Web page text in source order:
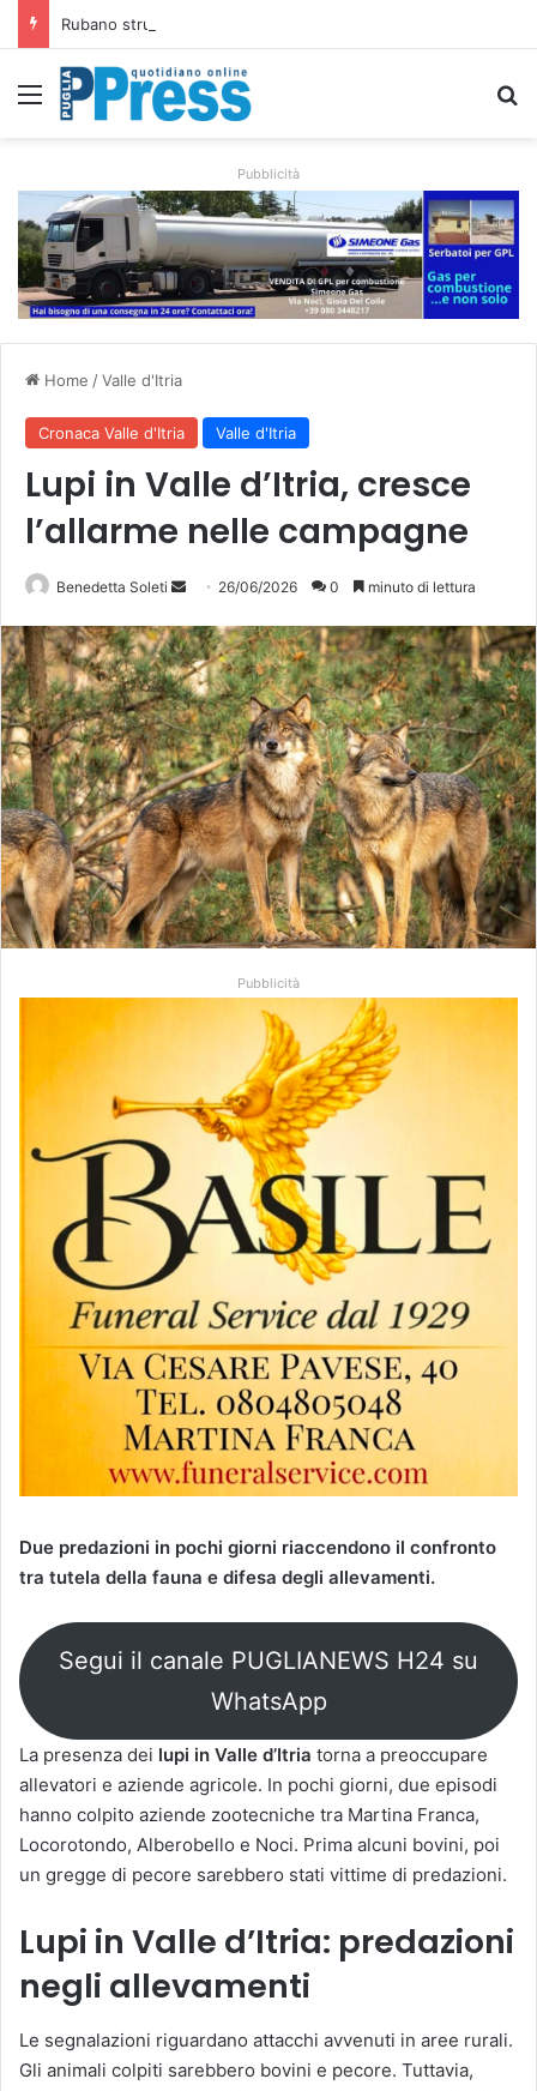
Menu
Pubblicità
Home /Valle d'Itria
Cronaca Valle d'Itria Valle d'Itria
Lupi in Valle d’Itria, cresce
l’allarme nelle campagne
Benedetta Soleti
Invia 26/06/2026 0 minuto di lettura
Pubblicità
Due predazioni in pochi giorni riaccendono il confronto
tra tutela della fauna e difesa degli allevamenti.
Segui il canale PUGLIANEWS H24 su
WhatsApp
La presenza dei lupi in Valle d’Itria torna a preoccupare
allevatori e aziende agricole. In pochi giorni, due episodi
hanno colpito aziende zootecniche tra Martina Franca,
Locorotondo, Alberobello e Noci. Prima alcuni bovini, poi
un gregge di pecore sarebbero stati vittime di predazioni.
Lupi in Valle d’Itria: predazioni
negli allevamenti
Le segnalazioni riguardano attacchi avvenuti in aree rurali.
Gli animali colpiti sarebbero bovini e pecore. Tuttavia,